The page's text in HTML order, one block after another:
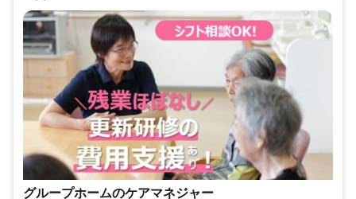
グループホームのケアマネジャー